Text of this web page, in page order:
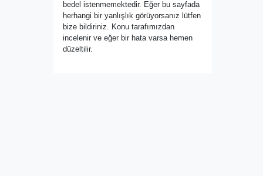
bedel istenmemektedir. Eğer bu sayfada
herhangi bir yanlışlık görüyorsanız lütfen
bize bildiriniz. Konu tarafımızdan
incelenir ve eğer bir hata varsa hemen
düzeltilir.